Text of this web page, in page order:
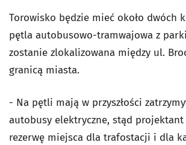
Torowisko będzie mieć około dwóch
pętla autobusowo-tramwajowa z
zostanie zlokalizowana między ul.
granicą miasta.
- Na pętli mają w przyszłości
autobusy elektryczne, stąd projektant
rezerwę miejsca dla trafostacji i dla